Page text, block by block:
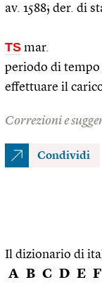
av. 1588; der. di
TS mar.
periodo di tempo
effettuare il
Correzioni e
Condividi
Il dizionario di
A B C D E F